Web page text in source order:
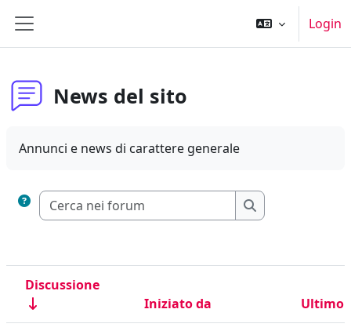
Pannello laterale
Login
News del sito
Annunci e news di carattere generale
Cerca nei forum
Cerca nei forum
Stato
Discussione
Iniziato da
Ultimo